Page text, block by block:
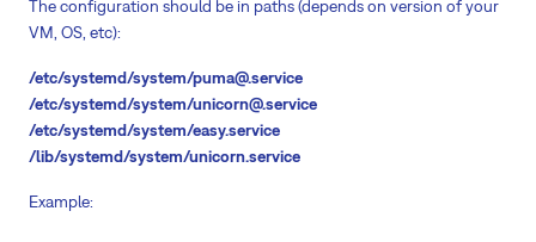
The configuration should be in paths (depends on version of your
VM, OS, etc):
/etc/systemd/system/puma@.service
/etc/systemd/system/unicorn@.service
/etc/systemd/system/easy.service
/lib/systemd/system/unicorn.service
Example: